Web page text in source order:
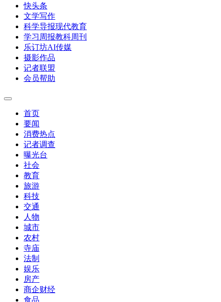
快头条
文学写作
科学导报现代教育
学习周报教科周刊
乐订坊AI传媒
摄影作品
记者联盟
会员帮助
首页
要闻
消费热点
记者调查
曝光台
社会
教育
旅游
科技
交通
人物
城市
农村
寺庙
法制
娱乐
房产
商企财经
食品